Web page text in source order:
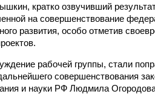
кратко озвучивший
на совершенствование
развития, особо отметив
рабочей группы, стали
совершенствования
и науки РФ Людмила